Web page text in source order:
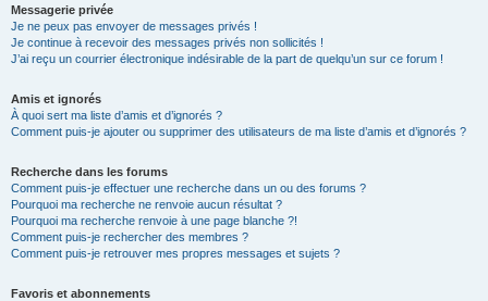
Messagerie privée
Je ne peux pas envoyer de messages privés !
Je continue à recevoir des messages privés non sollicités !
J’ai reçu un courrier électronique indésirable de la part de quelqu’un sur ce forum !
Amis et ignorés
À quoi sert ma liste d’amis et d’ignorés ?
Comment puis-je ajouter ou supprimer des utilisateurs de ma liste d’amis et d’ignorés ?
Recherche dans les forums
Comment puis-je effectuer une recherche dans un ou des forums ?
Pourquoi ma recherche ne renvoie aucun résultat ?
Pourquoi ma recherche renvoie à une page blanche ?!
Comment puis-je rechercher des membres ?
Comment puis-je retrouver mes propres messages et sujets ?
Favoris et abonnements